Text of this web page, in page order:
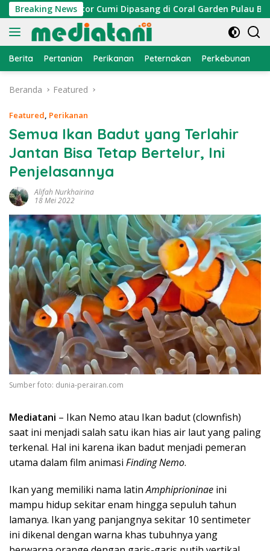
Langsung
ke
konten
Breaking News
Atraktor Cumi Dipasang di Coral Garden Pulau Barrang
Berita Pertanian Perikanan Peternakan Perkebunan
Beranda Featured
Featured, Perikanan
Semua Ikan Badut yang Terlahir
Jantan Bisa Tetap Bertelur, Ini
Penjelasannya
Alifah Nurkhairina
18 Mei 2022
Sumber foto: dunia-perairan.com
Mediatani – Ikan Nemo atau Ikan badut (clownfish)
saat ini menjadi salah satu ikan hias air laut yang paling
terkenal. Hal ini karena ikan badut menjadi pemeran
utama dalam film animasi Finding Nemo.
Ikan yang memiliki nama latinAmphiprioninae ini
mampu hidup sekitar enam hingga sepuluh tahun
lamanya. Ikan yang panjangnya sekitar 10 sentimeter
ini dikenal dengan warna khas tubuhnya yang